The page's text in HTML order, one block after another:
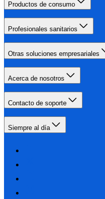
Productos de consumo
Profesionales sanitarios
Otras soluciones empresariales
Acerca de nosotros
Contacto de soporte
Siempre al día